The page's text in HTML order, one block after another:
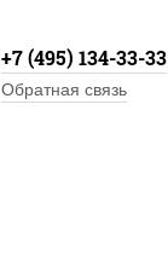
+7 (495) 134-33-33
Обратная связь